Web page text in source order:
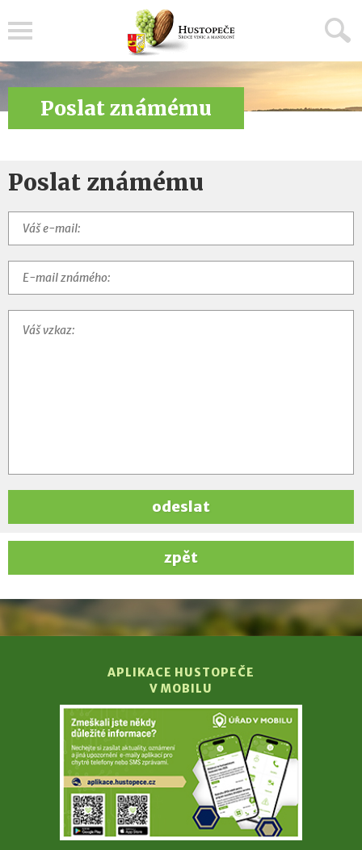
Poslat známému
Poslat známému
odeslat
zpět
APLIKACE HUSTOPEČE
V MOBILU